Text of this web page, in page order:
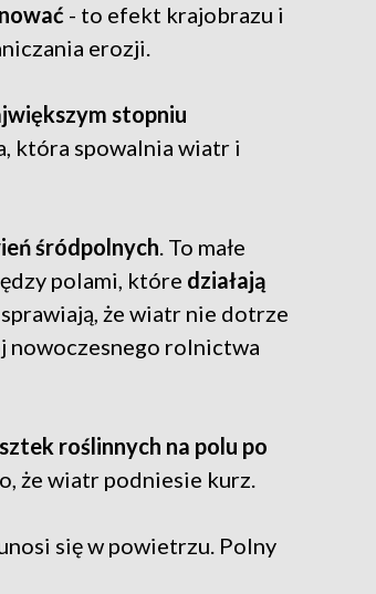
- to efekt krajobrazu i
erozji.
stopniu
która spowalnia wiatr i
śródpolnych. To małe
polami, które działają
że wiatr nie dotrze
nowoczesnego rolnictwa
roślinnych na polu po
że wiatr podniesie kurz.
się w powietrzu. Polny